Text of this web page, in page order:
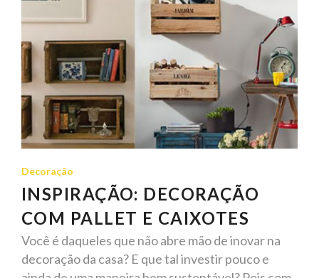
Decoração
INSPIRAÇÃO: DECORAÇÃO
COM PALLET E CAIXOTES
Você é daqueles que não abre mão de inovar na
decoração da casa? E que tal investir pouco e